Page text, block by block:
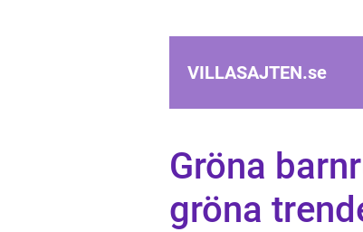
VILLASAJTEN.se
Gröna
gröna